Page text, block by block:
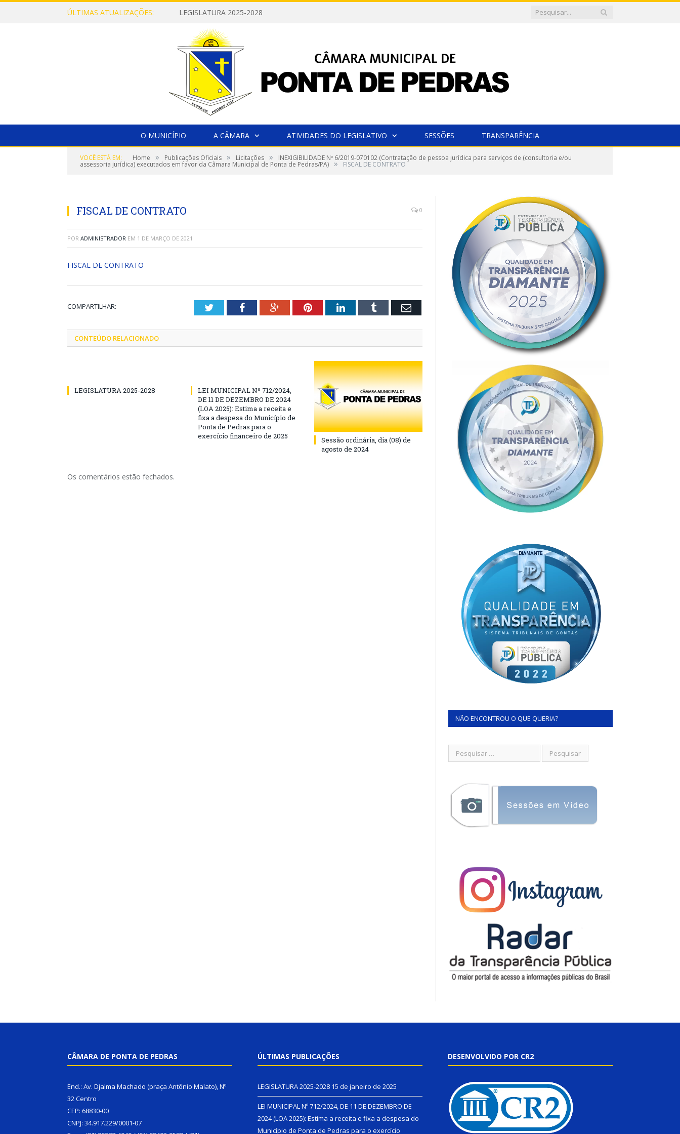
ÚLTIMAS ATUALIZAÇÕES: LEGISLATURA 2025-2028
O MUNICÍPIO A CÂMARA ATIVIDADES DO LEGISLATIVO SESSÕES TRANSPARÊNCIA
VOCÊ ESTÁ EM: Home » Publicações Oficiais » Licitações » INEXIGIBILIDADE Nº 6/2019-070102 (Contratação de pessoa jurídica para serviços de (consultoria e/ou
assessoria jurídica) executados em favor da Câmara Municipal de Ponta de Pedras/PA) » FISCAL DE CONTRATO
FISCAL DE CONTRATO 0
POR ADMINISTRADOR EM 1 DE MARÇO DE 2021
FISCAL DE CONTRATO
COMPARTILHAR: TwitterFacebookGoogle+PinterestLinkedInTumblr Email
CONTEÚDO RELACIONADO
LEGISLATURA 2025-2028
LEI MUNICIPAL Nº 712/2024,
DE 11 DE DEZEMBRO DE 2024
(LOA 2025): Estima a receita e
fixa a despesa do Município de
Ponta de Pedras para o
exercício financeiro de 2025
Sessão ordinária, dia (08) de
agosto de 2024
Os comentários estão fechados.
NÃO ENCONTROU O QUE QUERIA?
CÂMARA DE PONTA DE PEDRAS
End.: Av. Djalma Machado (praça Antônio Malato), Nº
32 Centro
CEP: 68830-00
CNPJ: 34.917.229/0001-07
ÚLTIMAS PUBLICAÇÕES
LEGISLATURA 2025-2028 15 de janeiro de 2025
LEI MUNICIPAL Nº 712/2024, DE 11 DE DEZEMBRO DE
2024 (LOA 2025): Estima a receita e fixa a despesa do
Município de Ponta de Pedras para o exercício
DESENVOLVIDO POR CR2